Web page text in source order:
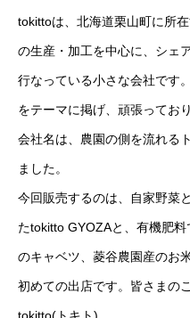
tokittoは、北海道栗山町に所
の生産・加工を中心に、シェ
行なっている小さな会社です
をテーマに掲げ、頑張っており
会社名は、農園の側を流れる
ました。
今回販売するのは、自家野菜
たtokitto GYOZAと、有機肥
のキャベツ、菱谷農園産のお
初めての出店です。皆さまの